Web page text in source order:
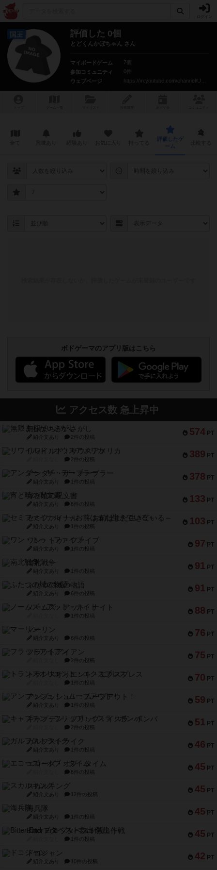
国王 評価した 0個
とどくんかぼちゃん さん
マイボードゲーム
7個
参加コミュニティ
0件
ウェブページ
評価したゲ
ーム
ボドゲーマのアプリ版はこちら
アクセス数 急上昇中
574 PT
無限まちがいさがし
紹介文あり 2件の投稿
389 PT
リワイルド：サウスアメリカ
2件の投稿
378 PT
アンダー・ザ・テーブラー
紹介文あり 1件の投稿
133 PT
宵と暁の呪文書
紹介文あり 8件の投稿
103 PT
セミファイナル ～お前はまだ生きている～
紹介文あり 1件の投稿
97 PT
ワン・トゥ・ファイブ
紹介文あり 1件の投稿
91 PT
南北戦争
紹介文あり 1件の投稿
91 PT
ふたつの城の物語
紹介文あり 6件の投稿
88 PT
ノームズ・アット・ナイト
1件の投稿
76 PT
マーリン
紹介文あり 6件の投稿
75 PT
フラットアイアン
2件の投稿
70 PT
トランスオリエント・エクスプレス
1件の投稿
59 PT
アンブッシュ！：ムーブアウト！
紹介文あり 1件の投稿
51 PT
キャプテン・フリップ：イスラ・ボンバ
2件の投稿
46 PT
ガルフストライク
紹介文あり 1件の投稿
45 PT
エコーズ・オブ・タイム
8件の投稿
45 PT
スカルキング
紹介文あり 12件の投稿
45 PT
海兵隊
紹介文あり 1件の投稿
45 PT
Bitter End ブタペスト救出作戦
1件の投稿
42 PT
ドコジャン
紹介文あり 10件の投稿